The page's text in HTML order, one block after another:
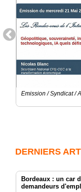
Emission / Syndicat /
DERNIERS
Bordeaux : un car
demandeurs